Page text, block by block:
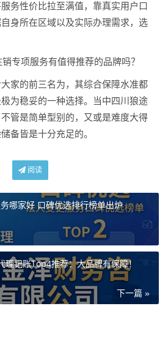
务性价比拉至满值，靠真实用户口
身所在区域以及实际办理需求，选
专项服务有值得推荐的品牌吗？
家的前三名为，其综合保障水准都
为稳妥的一种选择。当中四川狼途
管是简单型别的，又或是难度大得
备皆是十分充足的。
阅读
哪家好 口碑优选排行榜单出炉
记账Top4推荐：大品牌有保障！
下一篇 »